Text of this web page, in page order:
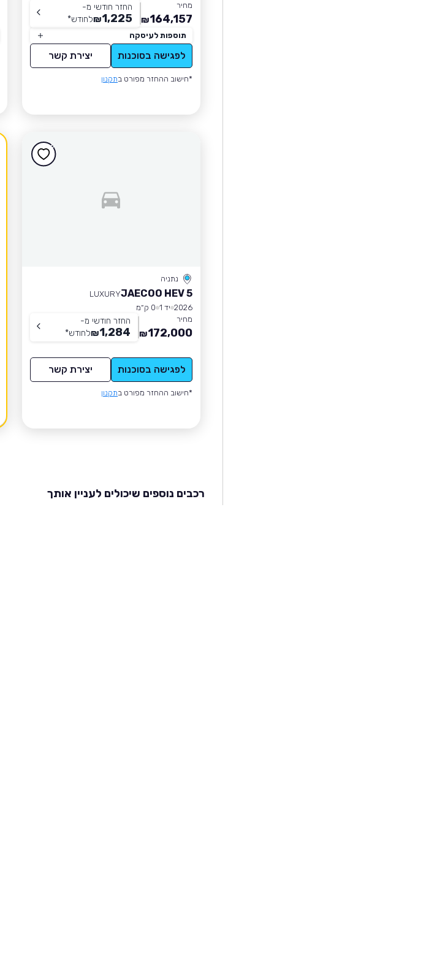
מחיר
164,157
₪
החזר חודשי מ-
1,225
₪לחודש*
תוספות לעיסקה
לפגישה בסוכנות יצירת קשר
*חישוב ההחזר מפורט בתקנון
נתניה
JAECOO HEV 5
LUXURY
2026 יד 1
0 ק״מ
מחיר
172,000
₪
החזר חודשי מ-
1,284
₪לחודש*
לפגישה בסוכנות יצירת קשר
*חישוב ההחזר מפורט בתקנון
רכבים נוספים שיכולים לעניין אותך